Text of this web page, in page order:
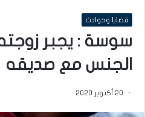
قضايا وحوادث
سوسة : يجبر
الجنس مع صديقه
20 أكتوبر 2020